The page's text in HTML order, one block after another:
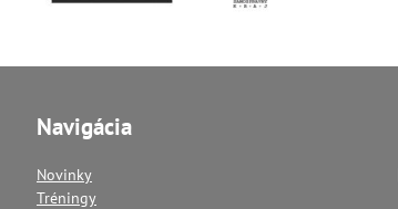
Navigácia
Novinky
Tréningy